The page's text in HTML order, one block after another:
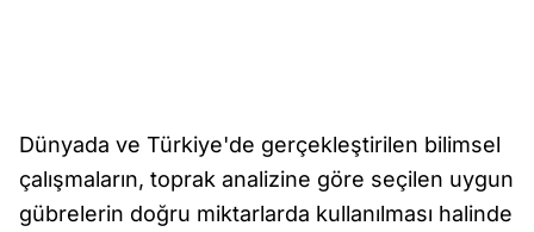
Dünyada ve Türkiye'de gerçekleştirilen bilimsel
çalışmaların, toprak analizine göre seçilen uygun
gübrelerin doğru miktarlarda kullanılması halinde